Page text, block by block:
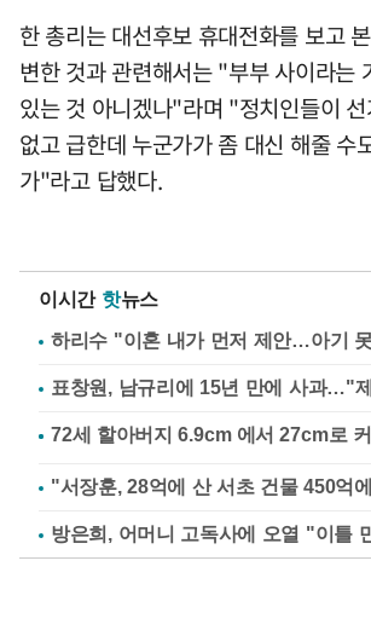
한 총리는 대선후보 휴대전화를 보고
변한 것과 관련해서는 "부부 사이라는
있는 것 아니겠나"라며 "정치인들이
없고 급한데 누군가가 좀 대신 해줄 수
가"라고 답했다.
이시간 핫뉴스
하리수 "이혼 내가 먼저 제안…아기
표창원, 남규리에 15년 만에 사과…"
"서장훈, 28억에 산 서초 건물 450억
방은희, 어머니 고독사에 오열 "이틀